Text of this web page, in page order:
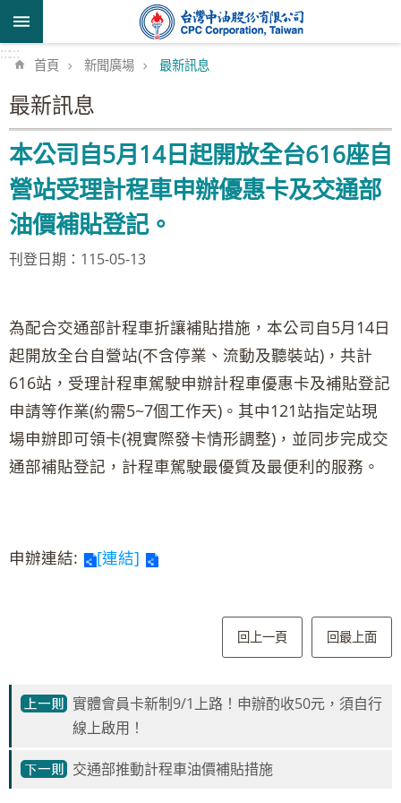
跳到主要內容區塊
::::::
首頁 新聞廣場 最新訊息
最新訊息
本公司自5月14日起開放全台616座自
營站受理計程車申辦優惠卡及交通部
油價補貼登記。
刊登日期：115-05-13
為配合交通部計程車折讓補貼措施，本公司自5月14日
起開放全台自營站(不含停業、流動及聽裝站)，共計
616站，受理計程車駕駛申辦計程車優惠卡及補貼登記
申請等作業(約需5~7個工作天)。其中121站指定站現
場申辦即可領卡(視實際發卡情形調整)，並同步完成交
通部補貼登記，計程車駕駛最優質及最便利的服務。
申辦連結: [連結]
回上一頁 回最上面
實體會員卡新制9/1上路！申辦酌收50元，須自行
線上啟用！
交通部推動計程車油價補貼措施